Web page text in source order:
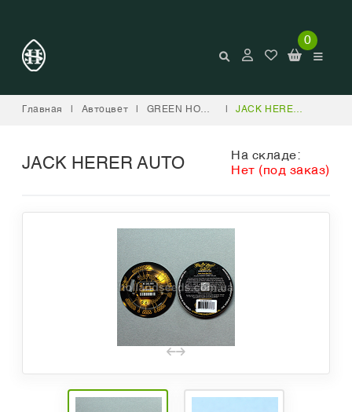
0
Главная Автоцвет GREEN HOUSE SEED COMPANY JACK HERER AUTO
JACK HERER AUTO
На складе:
Нет (под заказ)